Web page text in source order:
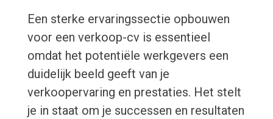
Een sterke ervaringssectie opbouwen
voor een verkoop-cv is essentieel
omdat het potentiële werkgevers een
duidelijk beeld geeft van je
verkoopervaring en prestaties. Het stelt
je in staat om je successen en resultaten